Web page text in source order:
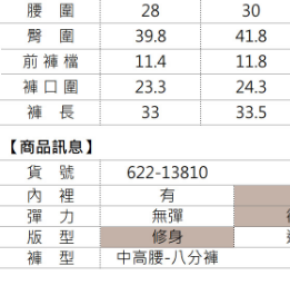
付款後7-11取貨
每筆NT$100，滿NT$988(含以上)免運費
大嘴鳥宅配通
每筆NT$100，滿NT$988(含以上)免運費
貨到付款
每筆NT$120